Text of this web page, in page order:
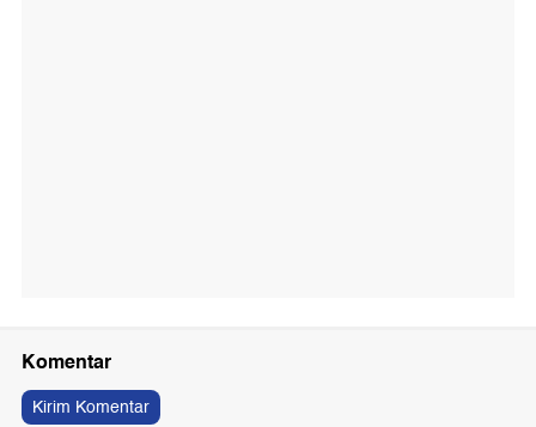
Komentar
Kirim Komentar